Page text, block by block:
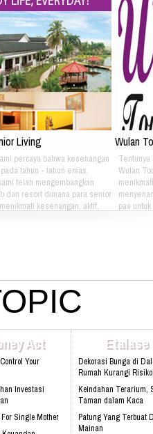
Living
percaya bahwa kesenangan
tahun - tahun emas.
telah mengembangkan
dan resort dimana para senior
kesenangan, aktif,
Gate 1, Jl. Raya Babakan
99 Sentul, 16810.
Wulan
Wulan
pas
Act
Your
Investasi
Single Mother
Etalase
Dekorasi Bunga di
Rumah Kurangi
Keindahan Terarium,
Taman dalam Kaca
Patung Yang Terbuat
Mainan